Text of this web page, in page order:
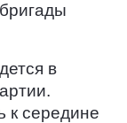
в
к середине